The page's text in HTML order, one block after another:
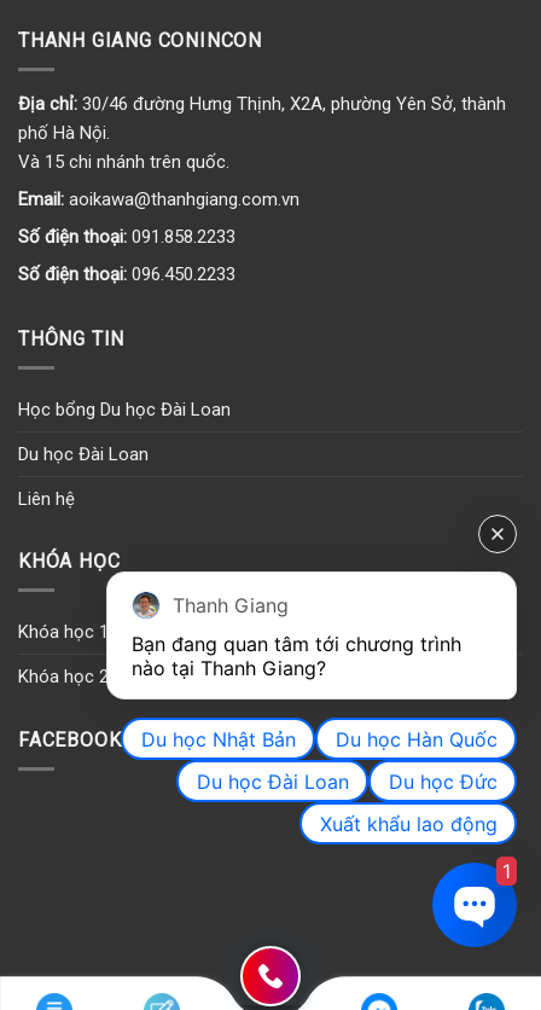
THANH GIANG CONINCON
Địa chỉ: 30/46 đường Hưng Thịnh, X2A, phường Yên Sở, thành
phố Hà Nội.
Và 15 chi nhánh trên quốc.
Email: aoikawa@thanhgiang.com.vn
Số điện thoại: 091.858.2233
Số điện thoại: 096.450.2233
THÔNG TIN
Học bổng Du học Đài Loan
Du học Đài Loan
Liên hệ
KHÓA HỌC
Khóa học 1
Khóa học 2
FACEBOOK
Thanh Giang
Bạn đang quan tâm tới chương trình
nào tại Thanh Giang?
Du học Nhật Bản
Du học Hàn Quốc
Du học Đài Loan
Du học Đức
Xuất khẩu lao động
1